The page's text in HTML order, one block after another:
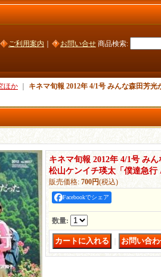
ご利用案内 お問い合せ 商品検索:
ほか
キネマ旬報 2012年 4/1号 みんな森田芳
キネマ旬報 2012年 4/1号 み
松山ケンイチ瑛太「僕達急行
販売価格: 700円(税込)
Facebookでシェア
数量: